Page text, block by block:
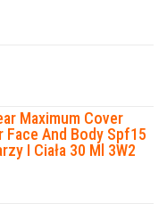
Maximum Cover
Face And Body Spf15
I Ciała 30 Ml 3W2